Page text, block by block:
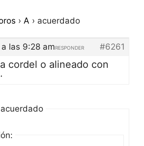
› A › acuerdado
las 9:28 am #6261
RESPONDER
cordel o alineado con